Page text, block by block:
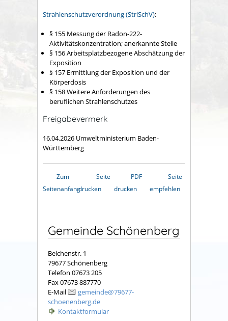
Strahlenschutzverordnung (StrlSchV):
§ 155 Messung der Radon-222-
Aktivitätskonzentration; anerkannte Stelle
§ 156 Arbeitsplatzbezogene Abschätzung der
Exposition
§ 157 Ermittlung der Exposition und der
Körperdosis
§ 158 Weitere Anforderungen des
beruflichen Strahlenschutzes
Freigabevermerk
16.04.2026 Umweltministerium Baden-
Württemberg
Zum
Seitenanfang
Seite
drucken
PDF
drucken
Seite
empfehlen
Gemeinde Schönenberg
Belchenstr. 1
79677 Schönenberg
Telefon 07673 205
Fax 07673 887770
E-Mail
gemeinde@79677-
schoenenberg.de
Kontaktformular